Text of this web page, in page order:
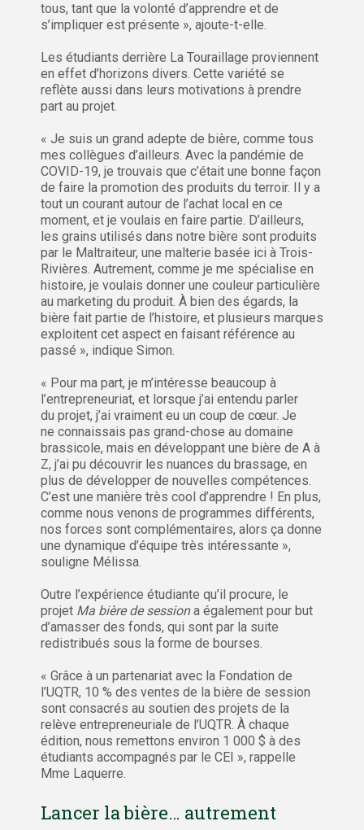
tous, tant que la volonté d’apprendre et de
s’impliquer est présente », ajoute-t-elle.
Les étudiants derrière La Touraillage proviennent
en effet d’horizons divers. Cette variété se
reflète aussi dans leurs motivations à prendre
part au projet.
« Je suis un grand adepte de bière, comme tous
mes collègues d’ailleurs. Avec la pandémie de
COVID-19, je trouvais que c’était une bonne façon
de faire la promotion des produits du terroir. Il y a
tout un courant autour de l’achat local en ce
moment, et je voulais en faire partie. D’ailleurs,
les grains utilisés dans notre bière sont produits
par le Maltraiteur, une malterie basée ici à Trois-
Rivières. Autrement, comme je me spécialise en
histoire, je voulais donner une couleur particulière
au marketing du produit. À bien des égards, la
bière fait partie de l’histoire, et plusieurs marques
exploitent cet aspect en faisant référence au
passé », indique Simon.
« Pour ma part, je m’intéresse beaucoup à
l’entrepreneuriat, et lorsque j’ai entendu parler
du projet, j’ai vraiment eu un coup de cœur. Je
ne connaissais pas grand-chose au domaine
brassicole, mais en développant une bière de A à
Z, j’ai pu découvrir les nuances du brassage, en
plus de développer de nouvelles compétences.
C’est une manière très cool d’apprendre ! En plus,
comme nous venons de programmes différents,
nos forces sont complémentaires, alors ça donne
une dynamique d’équipe très intéressante »,
souligne Mélissa.
Outre l’expérience étudiante qu’il procure, le
projet Ma bière de sessiona également pour but
d’amasser des fonds, qui sont par la suite
redistribués sous la forme de bourses.
« Grâce à un partenariat avec la Fondation de
l’UQTR, 10 % des ventes de la bière de session
sont consacrés au soutien des projets de la
relève entrepreneuriale de l’UQTR. À chaque
édition, nous remettons environ 1 000 $ à des
étudiants accompagnés par le CEI », rappelle
Mme Laquerre.
Lancer la bière… autrement